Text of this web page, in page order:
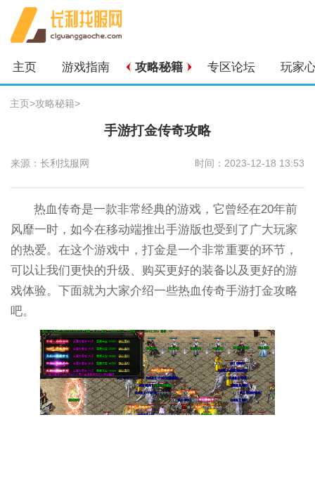
主页 游戏指南 攻略秘籍 专区论坛 玩家
主页>攻略秘籍>
手游打金传奇攻略
来源：长利找服网 时间：2023-12-18 13:53
热血传奇是一款非常经典的游戏，它曾经在20年前
风靡一时，如今在移动端推出手游版也受到了广大玩家
的热爱。在这个游戏中，打金是一个非常重要的环节，
可以让我们更快的升级、购买更好的装备以及更好的游
戏体验。下面就为大家介绍一些热血传奇手游打金攻略
吧。